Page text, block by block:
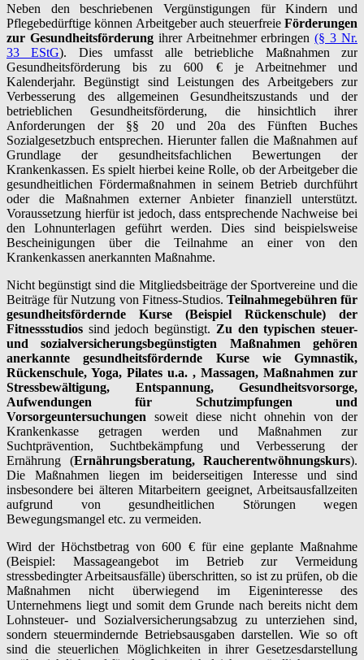
Neben den beschriebenen Vergünstigungen für Kindern und
Pflegebedürftige können Arbeitgeber auch steuerfreie Förderungen
zur Gesundheitsförderungihrer Arbeitnehmer erbringen(§ 3 Nr.
33 EStG). Dies umfasst alle betriebliche Maßnahmen zur
Gesundheitsförderung bis zu 600 € je Arbeitnehmer und
Kalenderjahr. Begünstigt sind Leistungen des Arbeitgebers zur
Verbesserung des allgemeinen Gesundheitszustands und der
betrieblichen Gesundheitsförderung, die hinsichtlich ihrer
Anforderungen der §§ 20 und 20a des Fünften Buches
Sozialgesetzbuch entsprechen. Hierunter fallen die Maßnahmen auf
Grundlage der gesundheitsfachlichen Bewertungen der
Krankenkassen. Es spielt hierbei keine Rolle, ob der Arbeitgeber die
gesundheitlichen Fördermaßnahmen in seinem Betrieb durchführt
oder die Maßnahmen externer Anbieter finanziell unterstützt.
Voraussetzung hierfür ist jedoch, dass entsprechende Nachweise bei
den Lohnunterlagen geführt werden. Dies sind beispielsweise
Bescheinigungen über die Teilnahme an einer von den
Krankenkassen anerkannten Maßnahme.
Nicht begünstigt sind die Mitgliedsbeiträge der Sportvereine und die
Beiträge für Nutzung von Fitness-Studios. Teilnahmegebühren für
gesundheitsfördernde Kurse (Beispiel Rückenschule) der
Fitnessstudios sind jedoch begünstigt. Zu den typischen steuer-
und sozialversicherungsbegünstigten Maßnahmen gehören
anerkannte gesundheitsfördernde Kurse wie Gymnastik,
Rückenschule, Yoga, Pilates u.a. , Massagen, Maßnahmen zur
Stressbewältigung, Entspannung, Gesundheitsvorsorge,
Aufwendungen für Schutzimpfungen und
Vorsorgeuntersuchungen soweit diese nicht ohnehin von der
Krankenkasse getragen werden und Maßnahmen zur
Suchtprävention, Suchtbekämpfung und Verbesserung der
Ernährung (Ernährungsberatung, Raucherentwöhnungskurs).
Die Maßnahmen liegen im beiderseitigen Interesse und sind
insbesondere bei älteren Mitarbeitern geeignet, Arbeitsausfallzeiten
aufgrund von gesundheitlichen Störungen wegen
Bewegungsmangel etc. zu vermeiden.
Wird der Höchstbetrag von 600 € für eine geplante Maßnahme
(Beispiel: Massageangebot im Betrieb zur Vermeidung
stressbedingter Arbeitsausfälle) überschritten, so ist zu prüfen, ob die
Maßnahmen nicht überwiegend im Eigeninteresse des
Unternehmens liegt und somit dem Grunde nach bereits nicht dem
Lohnsteuer- und Sozialversicherungsabzug zu unterziehen sind,
sondern steuermindernde Betriebsausgaben darstellen. Wie so oft
sind die steuerlichen Möglichkeiten in ihrer Gesetzesdarstellung